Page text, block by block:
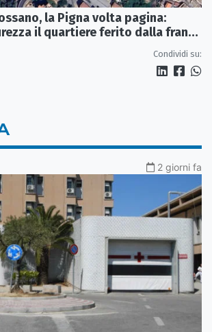
la Pigna volta pagina:
il quartiere ferito dalla frana
Condividi su:
2 giorni fa